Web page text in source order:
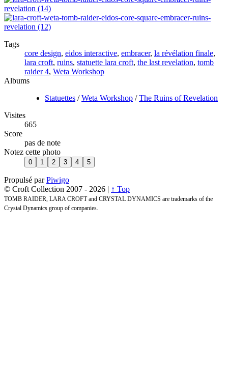
Tags
core design, eidos interactive, embracer, la révélation finale,
lara croft, ruins, statuette lara croft, the last revelation, tomb
raider 4, Weta Workshop
Albums
Statuettes /Weta Workshop /The Ruins of Revelation
Visites
665
Score
pas de note
Notez cette photo
Propulsé parPiwigo
© Croft Collection 2007 - 2026 | ↑ Top
TOMB RAIDER, LARA CROFT and CRYSTAL DYNAMICS are trademarks of the
Crystal Dynamics group of companies.